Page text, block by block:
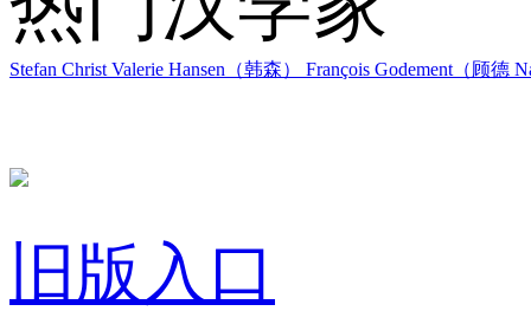
Stefan Christ Valerie Hansen（韩森） François Godement（顾德
旧版入口